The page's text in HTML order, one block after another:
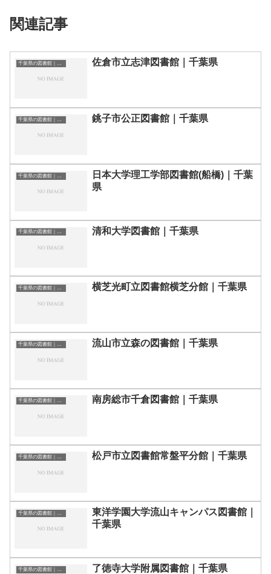
関連記事
佐倉市立志津図書館｜千葉県
銚子市公正図書館｜千葉県
日本大学理工学部図書館(船橋)｜千葉
県
千葉県の図書館｜勉強できる場所 清和大学図書館｜千葉県
千葉県の図書館｜勉強できる場所 横芝光町立図書館横芝分館｜千葉県
千葉県の図書館｜勉強できる場所 流山市立森の図書館｜千葉県
千葉県の図書館｜勉強できる場所 南房総市千倉図書館｜千葉県
千葉県の図書館｜勉強できる場所 松戸市立図書館常盤平分館｜千葉県
千葉県の図書館｜勉強できる場所
東洋学園大学流山キャンパス図書館｜
千葉県
了徳寺大学附属図書館｜千葉県